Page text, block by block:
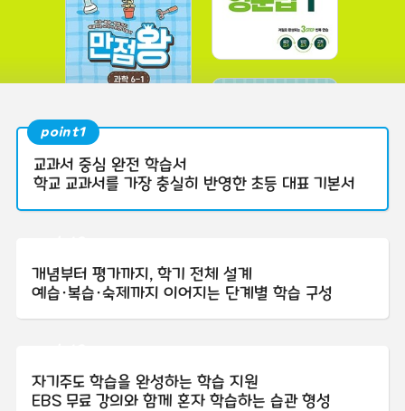
point1
교과서 중심 완전 학습서
학교 교과서를 가장 충실히 반영한 초등 대표 기본서
개념부터 평가까지, 학기 전체 설계
예습·복습·숙제까지 이어지는 단계별 학습 구성
자기주도 학습을 완성하는 학습 지원
EBS 무료 강의와 함께 혼자 학습하는 습관 형성